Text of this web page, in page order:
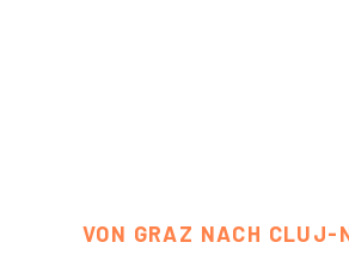
VON GRAZ NACH CLUJ-